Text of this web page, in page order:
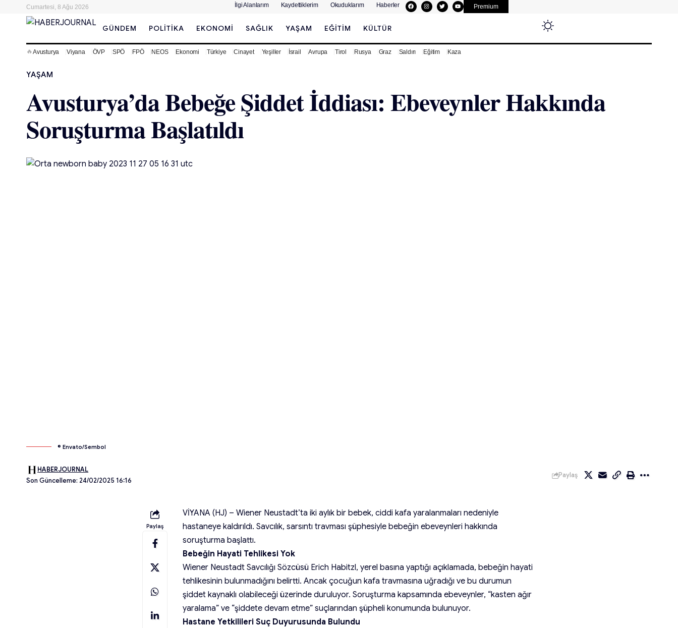
Cumartesi, 8 Ağu 2026 İlgi Alanlarım Kaydettiklerim Okuduklarım Haberler Premium
GÜNDEM POLITIKA EKONOMI SAĞLIK YAŞAM EĞITIM KÜLTÜR
🔥Avusturya Viyana ÖVP SPÖ FPÖ NEOS Ekonomi Türkiye Cinayet Yeşiller İsrail Avrupa Tirol Rusya Graz Saldırı Eğitim Kaza
YAŞAM
Avusturya’da Bebeğe Şiddet İddiası: Ebeveynler Hakkında
Soruşturma Başlatıldı
© Envato/Sembol
Son Güncelleme: 24/02/2025 16:16
HABERJOURNAL
Paylaş
Paylaş
VİYANA (HJ) – Wiener Neustadt’ta iki aylık bir bebek, ciddi kafa yaralanmaları nedeniyle
hastaneye kaldırıldı. Savcılık, sarsıntı travması şüphesiyle bebeğin ebeveynleri hakkında
soruşturma başlattı.
Bebeğin Hayati Tehlikesi Yok
Wiener Neustadt Savcılığı Sözcüsü Erich Habitzl, yerel basına yaptığı açıklamada, bebeğin hayati
tehlikesinin bulunmadığını belirtti. Ancak çocuğun kafa travmasına uğradığı ve bu durumun
şiddet kaynaklı olabileceği üzerinde duruluyor. Soruşturma kapsamında ebeveynler, “kasten ağır
yaralama” ve “şiddete devam etme” suçlarından şüpheli konumunda bulunuyor.
Hastane Yetkilileri Suç Duyurusunda Bulundu